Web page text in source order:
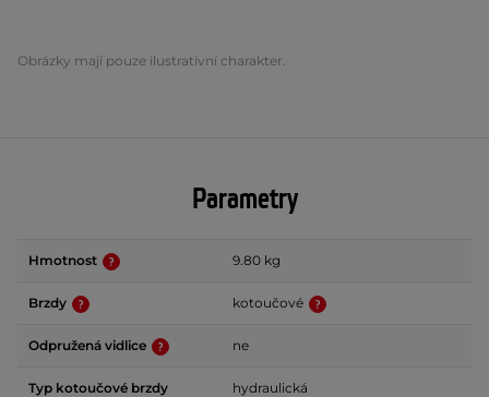
Obrázky mají pouze ilustrativní charakter.
Parametry
Hmotnost 9.80 kg
Brzdy kotoučové
Odpružená vidlice ne
Typ kotoučové brzdy hydraulická